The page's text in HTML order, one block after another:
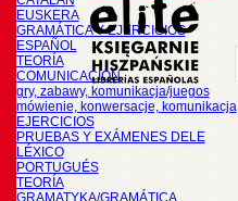
EUSKERA
GRAMÁTICA Y EJERCICIOS
ESPAÑOL
TEORÍA
COMUNICACIÓN
gry, zabawy, komunikacja/juegos
mówienie, konwersacje, komunikacja
EJERCICIOS
PRUEBAS Y EXÁMENES DELE
LÉXICO
PORTUGUÉS
TEORÍA
GRAMATYKA/GRAMÁTICA